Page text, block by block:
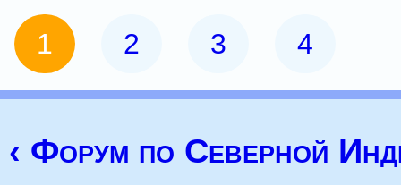
1 2 3 4
‹ Форум по Северной